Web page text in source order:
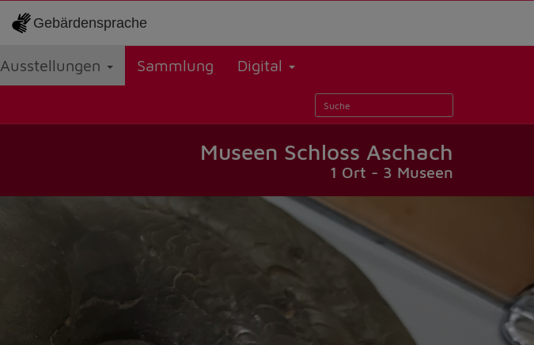
Gebärdensprache
Ausstellungen Sammlung Digital
Museen Schloss Aschach
1 Ort - 3 Museen